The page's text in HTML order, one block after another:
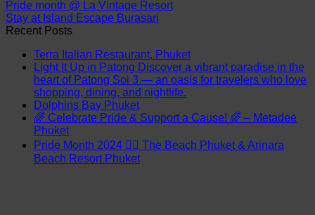
Pride month @ La Vintage Resort
Stay at Island Escape Burasari
Recent Posts
Terra Italian Restaurant, Phuket
Light It Up in Patong Discover a vibrant paradise in the
heart of Patong Soi 3 — an oasis for travelers who love
shopping, dining, and nightlife.
Dolphins Bay Phuket
🌈 Celebrate Pride & Support a Cause! 🌈 – Metadee
Phuket
Pride Month 2024 🏳️‍🌈 The Beach Phuket & Arinara
Beach Resort Phuket